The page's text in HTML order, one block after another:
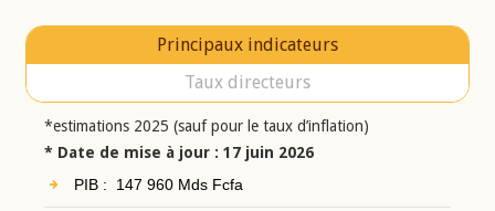
Principaux indicateurs
Taux directeurs
*estimations 2025 (sauf pour le taux d’inflation)
* Date de mise à jour : 17 juin 2026
PIB : 147 960 Mds Fcfa